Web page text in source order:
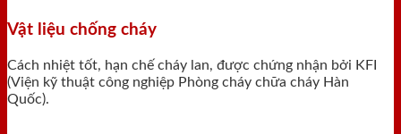
Vật liệu chống cháy
Cách nhiệt tốt, hạn chế cháy lan, được chứng nhận bởi KFI
(Viện kỹ thuật công nghiệp Phòng cháy chữa cháy Hàn
Quốc).